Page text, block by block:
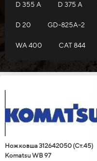
D 355 A D 375 A
D 20 GD-825A-2
WA 400 САТ 844
Нож ковша 312642050 (Ст.45)
Кomatsu WB 97